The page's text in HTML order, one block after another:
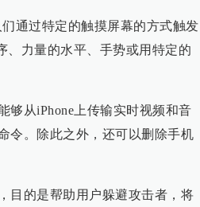
通过特定的触摸屏幕的方式触发
、力量的水平、手势或用特定的
够从iPhone上传输实时视频和音
令。除此之外，还可以删除手机
目的是帮助用户躲避攻击者，将